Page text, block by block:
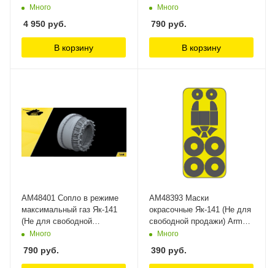
Кузнецов" (Не для
Models, 1/48
Много
4 950 руб.
В корзину
свободной продажи) Seal
Много
790 руб.
В корзину
AM48401 Сопло в режиме
максимальный газ Як-141
(Не для свободной
продажи) Arma Models
Много
790 руб.
AM48393 Маски
окрасочные Як-141 (Не для
свободной продажи) Arma
Models
Много
390 руб.